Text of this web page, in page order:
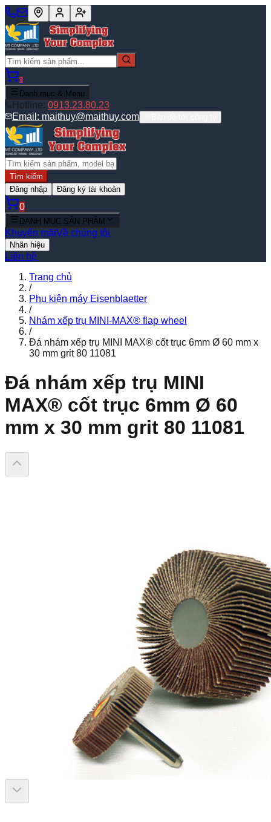
0
Danh mục & Menu
Hotline: 0913.23.80.23
Email: maithuy@maithuy.com
Tìm kiếm
Đăng nhập
Đăng ký tài khoản
0
DANH MỤC SẢN PHẨM
Khuyến mãiVề chúng tôi
Nhãn hiệu
Liên hệ
Trang chủ
/
Phụ kiện máy Eisenblaetter
/
Nhám xếp trụ MINI-MAX® flap wheel
/
Đá nhám xếp trụ MINI MAX® cốt trục 6mm Ø 60 mm x
30 mm grit 80 11081
Đá nhám xếp trụ MINI
MAX® cốt trục 6mm Ø 60
mm x 30 mm grit 80 11081